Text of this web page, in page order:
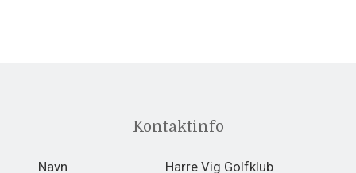
Kontaktinfo
Navn
Harre Vig Golfklub